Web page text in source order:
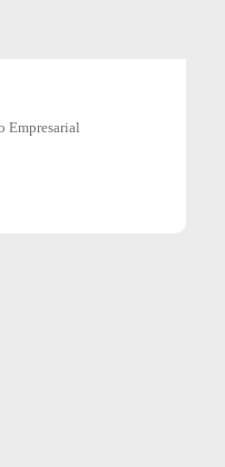
Empresarial